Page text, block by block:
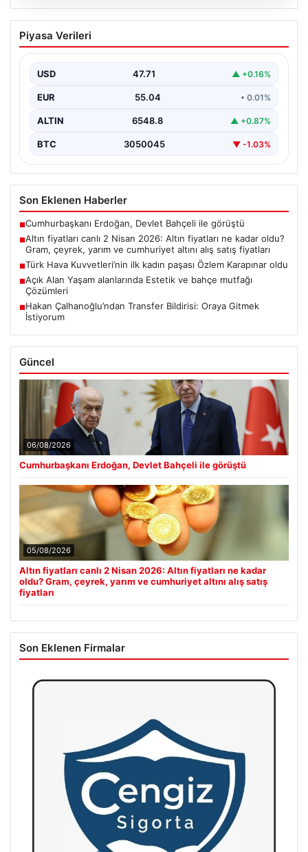
05.08.2026
Altın fiyatları canlı 2 Nisan 2026: Altın
fiyatları ne kadar oldu? Gram, çeyrek,
fiyatları
Piyasa Verileri
USD 47.71 ▲ +0.16%
EUR 55.04 • 0.01%
ALTIN 6548.8 ▲ +0.87%
BTC 3050045 ▼ -1.03%
Son Eklenen Haberler
■Cumhurbaşkanı Erdoğan, Devlet Bahçeli ile görüştü
■Altın fiyatları canlı 2 Nisan 2026: Altın fiyatları ne kadar oldu?
Gram, çeyrek, yarım ve cumhuriyet altını alış satış fiyatları
■Türk Hava Kuvvetleri’nin ilk kadın paşası Özlem Karapınar oldu
■Açık Alan Yaşam alanlarında Estetik ve bahçe mutfağı
Çözümleri
■Hakan Çalhanoğlu’ndan Transfer Bildirisi: Oraya Gitmek
İstiyorum
Güncel
06/08/2026
Cumhurbaşkanı Erdoğan, Devlet Bahçeli ile görüştü
05/08/2026
Altın fiyatları canlı 2 Nisan 2026: Altın fiyatları ne kadar
oldu? Gram, çeyrek, yarım ve cumhuriyet altını alış satış
fiyatları
Son Eklenen Firmalar